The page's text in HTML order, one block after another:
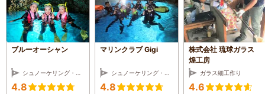
ブルーオーシャン
4.8
マリンクラブ Gigi
4.8
株式会社 琉球ガラス
煌工房
ガラス細工作り
4.6